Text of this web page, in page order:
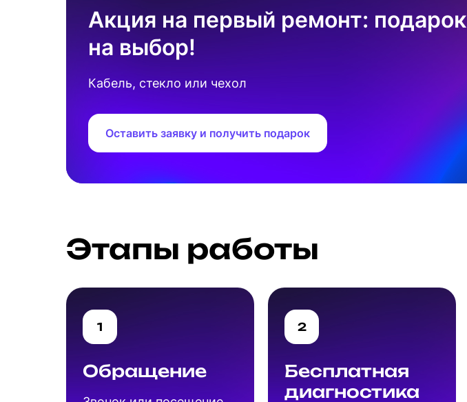
Акция на первый ремонт: подарок
на выбор!
Кабель, стекло или чехол
Оставить заявку и получить подарок
Этапы работы
1
Обращение
2
Бесплатная
диагностика